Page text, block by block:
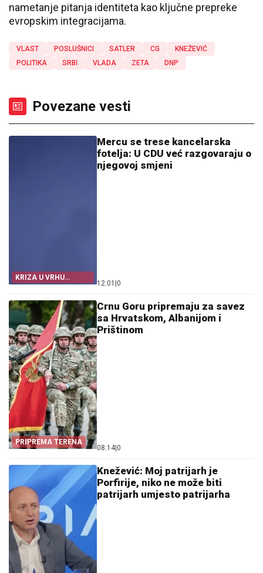
nametanje pitanja identiteta kao ključne prepreke
evropskim integracijama.
VLAST POSLUŠNICI SATLER CG
KNEŽEVIĆ
POLITIKA
SRBI VLADA ZETA DNP
Povezane vesti
KRIZA U VRHU
NJEMAČKE
Mercu se trese kancelarska
fotelja: U CDU već razgovaraju o
njegovoj smjeni
12:01 0
PRIPREMA TERENA
Crnu Goru pripremaju za savez
sa Hrvatskom, Albanijom i
Prištinom
08:14 0
Knežević: Moj patrijarh je
Porfirije, niko ne može biti
patrijarh umjesto patrijarha